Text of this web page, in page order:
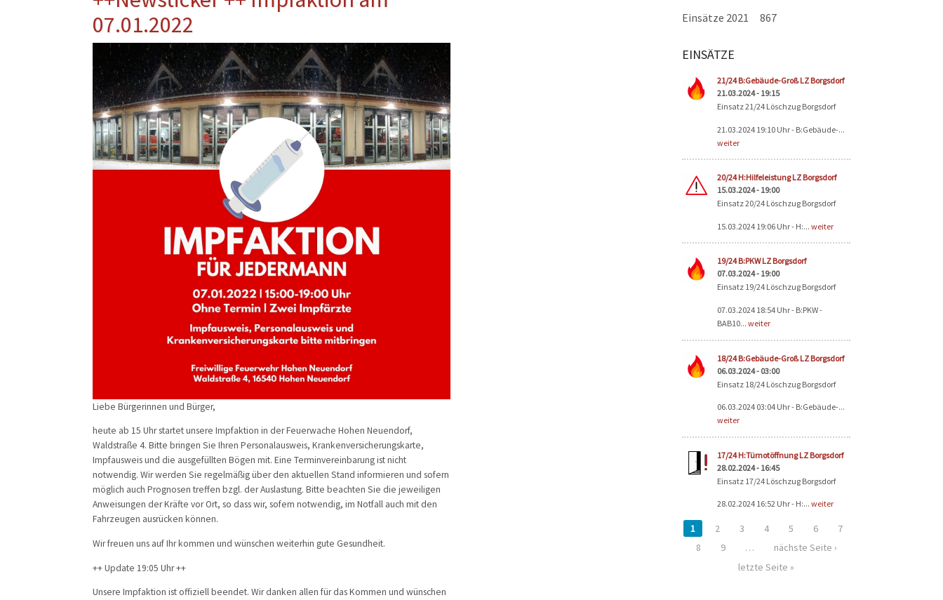
Alters- und Ehrenabteilung
07.01.2022
Liebe Bürgerinnen und Bürger,
heute ab 15 Uhr startet unsere Impfaktion in der Feuerwache Hohen Neuendorf,
Waldstraße 4. Bitte bringen Sie Ihren Personalausweis, Krankenversicherungskarte,
Impfausweis und die ausgefüllten Bögen mit. Eine Terminvereinbarung ist nicht
notwendig. Wir werden Sie regelmäßig über den aktuellen Stand informieren und sofern
möglich auch Prognosen treffen bzgl. der Auslastung. Bitte beachten Sie die jeweiligen
Anweisungen der Kräfte vor Ort, so dass wir, sofern notwendig, im Notfall auch mit den
Fahrzeugen ausrücken können.
Wir freuen uns auf Ihr kommen und wünschen weiterhin gute Gesundheit.
++ Update 19:05 Uhr ++
Unsere Impfaktion ist offiziell beendet. Wir danken allen für das Kommen und wünschen
Einsätze 2021 867
EINSÄTZE
21/24 B:Gebäude-Groß LZ Borgsdorf
21.03.2024 - 19:15
Einsatz 21/24 Löschzug Borgsdorf
21.03.2024 19:10 Uhr - B:Gebäude-...
weiter
20/24 H:Hilfeleistung LZ Borgsdorf
15.03.2024 - 19:00
Einsatz 20/24 Löschzug Borgsdorf
15.03.2024 19:06 Uhr - H:... weiter
19/24 B:PKW LZ Borgsdorf
07.03.2024 - 19:00
Einsatz 19/24 Löschzug Borgsdorf
07.03.2024 18:54 Uhr - B:PKW -
BAB10... weiter
18/24 B:Gebäude-Groß LZ Borgsdorf
06.03.2024 - 03:00
Einsatz 18/24 Löschzug Borgsdorf
06.03.2024 03:04 Uhr - B:Gebäude-...
weiter
17/24 H:Türnotöffnung LZ Borgsdorf
28.02.2024 - 16:45
Einsatz 17/24 Löschzug Borgsdorf
28.02.2024 16:52 Uhr - H:... weiter
Seiten
1 2 3 4 5 6
7
8
9 …
nächste Seite ›
letzte Seite »